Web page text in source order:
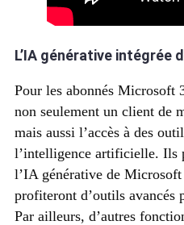
L’IA générative intégrée
Pour les abonnés Microsoft
non seulement un client de
mais aussi l’accès à des
l’intelligence artificielle. Ils
l’IA générative de
profiteront d’outils avancés
Par ailleurs, d’autres